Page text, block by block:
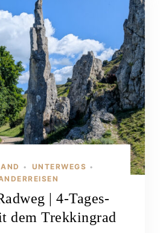
• UNTERWEGS •
| 4-Tages-
dem Trekkingrad